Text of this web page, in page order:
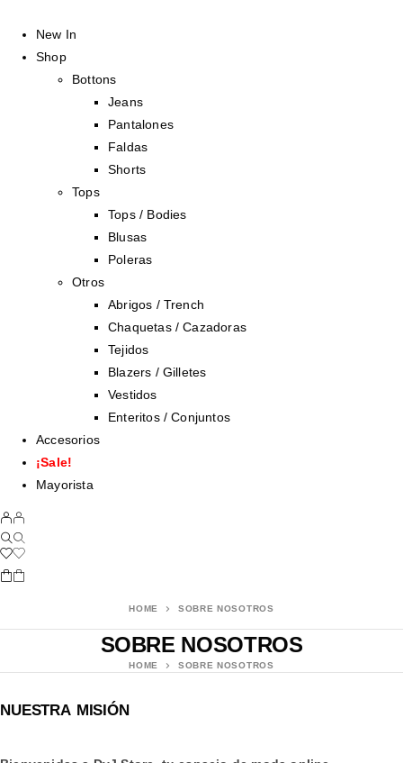
New In
Shop
Bottons
Jeans
Pantalones
Faldas
Shorts
Tops
Tops / Bodies
Blusas
Poleras
Otros
Abrigos / Trench
Chaquetas / Cazadoras
Tejidos
Blazers / Gilletes
Vestidos
Enteritos / Conjuntos
Accesorios
¡Sale!
Mayorista
HOME SOBRE NOSOTROS
SOBRE NOSOTROS
HOME SOBRE NOSOTROS
NUESTRA MISIÓN